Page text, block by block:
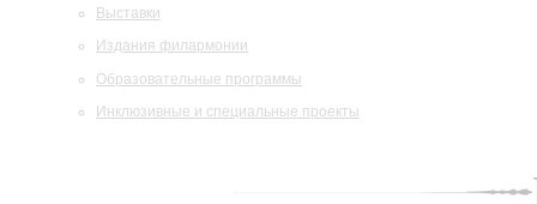
Выставки
Издания филармонии
Образовательные программы
Инклюзивные и специальные проекты